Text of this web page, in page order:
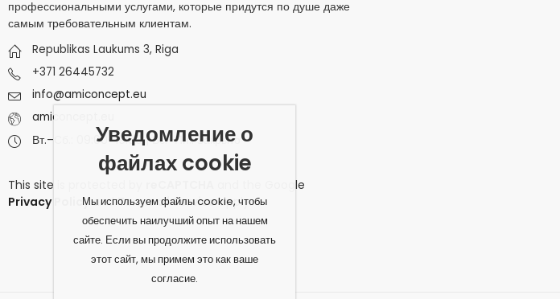
профессиональными услугами, которые придутся по душе даже
самым требовательным клиентам.
Republikas Laukums 3, Riga
+371 26445732
info@amiconcept.eu
amiconcept.eu
Вт.–Сб.: 09:00–19:00 | Вс.–Пн.: Закрыто
This site is protected by
and the Google
Privacy PolicyandTerms of Serviceapply.
Уведомление о
файлах cookie
Мы используем файлы cookie, чтобы
обеспечить наилучший опыт на нашем
сайте. Если вы продолжите использовать
этот сайт, мы примем это как ваше
согласие.